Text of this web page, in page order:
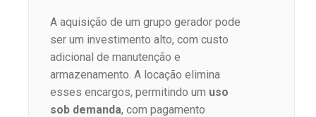
A aquisição de um grupo gerador pode
ser um investimento alto, com custo
adicional de manutenção e
armazenamento. A locação elimina
esses encargos, permitindo um uso
sob demanda, com pagamento